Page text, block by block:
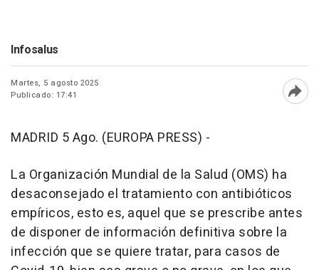
Infosalus
Martes, 5 agosto 2025
Publicado: 17:41
MADRID 5 Ago. (EUROPA PRESS) -
La Organización Mundial de la Salud (OMS) ha
desaconsejado el tratamiento con antibióticos
empíricos, esto es, aquel que se prescribe antes
de disponer de información definitiva sobre la
infección que se quiere tratar, para casos de